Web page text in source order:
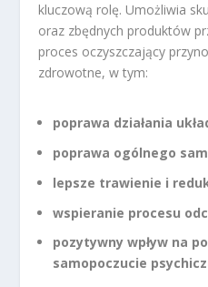
kluczową rolę. Umożliwia
oraz zbędnych produktów
proces oczyszczający
zdrowotne, w tym:
poprawa działania
poprawa ogólnego
lepsze trawienie i
wspieranie procesu
pozytywny wpływ na
samopoczucie